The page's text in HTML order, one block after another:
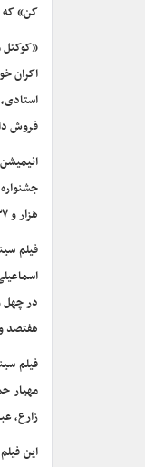
کن» که
فروش
هزار و ۸۲۷ بلیت، فروشی معادل دویست و سی و پنج میلیون و هفتصد و نود و شش هزار تومان داشته است و در رتبه نهم جدول فروش هفتگی قرار گرفت.
فیلم
هفتصد
مهیار
زارع،